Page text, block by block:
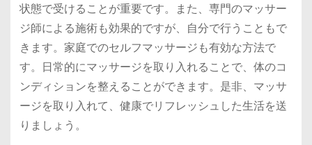
状態で受けることが重要です。また、専門のマッサー
ジ師による施術も効果的ですが、自分で行うこともで
きます。家庭でのセルフマッサージも有効な方法で
す。日常的にマッサージを取り入れることで、体のコ
ンディションを整えることができます。是非、マッサ
ージを取り入れて、健康でリフレッシュした生活を送
りましょう。